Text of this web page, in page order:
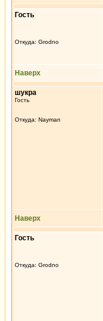
Гость
Откуда: Grodno
Наверх
шукра
Гость
Откуда: Nayman
Наверх
Гость
Откуда: Grodno